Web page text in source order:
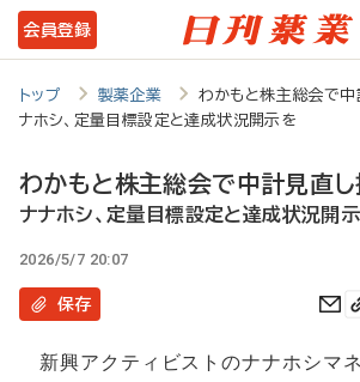
メ
イ
テ
ツ
に
会員登録
トップ 製薬企業
わかもと株主総会で
ナホシ、定量目標設定と達成状況開示を
わかもと株主総会で中計見直し
ナナホシ、定量目標設定と達成状況開
2026/5/7 20:07
保存
新興アクティビストのナナホシマ